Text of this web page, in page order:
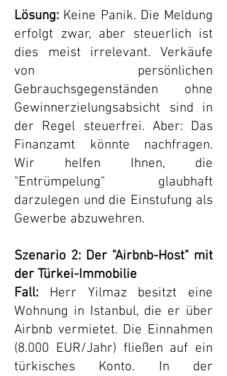
Lösung: Keine Panik. Die Meldung
erfolgt zwar, aber steuerlich ist
dies meist irrelevant. Verkäufe
von persönlichen
Gebrauchsgegenständen ohne
Gewinnerzielungsabsicht sind in
der Regel steuerfrei. Aber: Das
Finanzamt könnte nachfragen.
Wir helfen Ihnen, die
"Entrümpelung" glaubhaft
darzulegen und die Einstufung als
Gewerbe abzuwehren.
Szenario 2: Der "Airbnb-Host" mit
der Türkei-Immobilie
Fall: Herr Yilmaz besitzt eine
Wohnung in Istanbul, die er über
Airbnb vermietet. Die Einnahmen
(8.000 EUR/Jahr) fließen auf ein
türkisches Konto. In der